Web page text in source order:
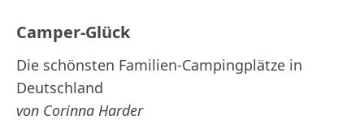
Camper-Glück
Die schönsten Familien-Campingplätze in
Deutschland
von Corinna Harder